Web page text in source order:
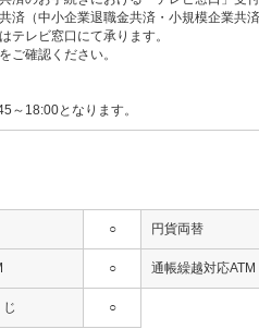
済（中小企業退職金共済・小規模企業共
テレビ窓口にて承ります。
をご確認ください。
～18:00となります。
○ 円貨両替
○ 通帳繰越対応ATM
○